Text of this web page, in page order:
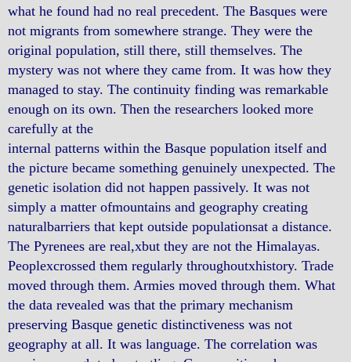
what he found had no real precedent. The Basques were
not migrants from somewhere strange. They were the
original population, still there, still themselves. The
mystery was not where they came from. It was how they
managed to stay. The continuity finding was remarkable
enough on its own. Then the researchers looked more
carefully at the
internal patterns within the Basque population itself and
the picture became something genuinely unexpected. The
genetic isolation did not happen passively. It was not
simply a matter ofmountains and geography creating
naturalbarriers that kept outside populationsat a distance.
The Pyrenees are real,xbut they are not the Himalayas.
Peoplexcrossed them regularly throughoutxhistory. Trade
moved through them. Armies moved through them. What
the data revealed was that the primary mechanism
preserving Basque genetic distinctiveness was not
geography at all. It was language. The correlation was